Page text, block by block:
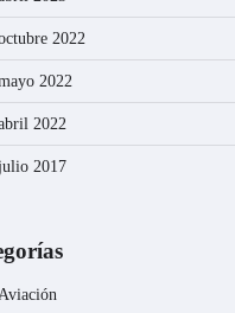
2022
2022
2022
2017